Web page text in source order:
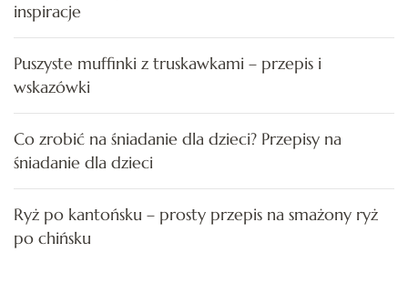
inspiracje
Puszyste muffinki z truskawkami – przepis i
wskazówki
Co zrobić na śniadanie dla dzieci? Przepisy na
śniadanie dla dzieci
Ryż po kantońsku – prosty przepis na smażony ryż
po chińsku